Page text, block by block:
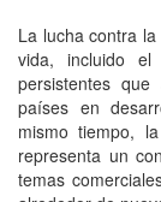
La lucha contra
vida, incluido el
persistentes
países en
mismo tiempo,
representa un
temas